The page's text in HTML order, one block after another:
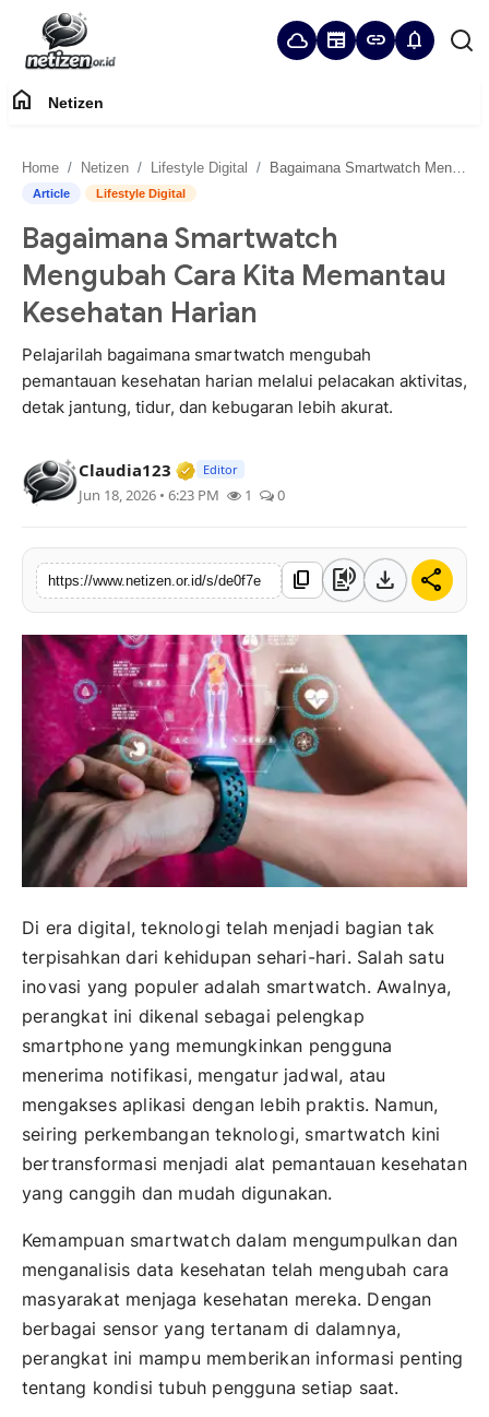
cloud newspaper link notifications
Panduan Komunitas
Netizen
home Netizen
Home Netizen Lifestyle Digital Bagaimana Smartwatch Mengubah Cara Kita Memantau Kesehatan Harian
Article Lifestyle Digital
Bagaimana Smartwatch
Mengubah Cara Kita Memantau
Kesehatan Harian
Pelajarilah bagaimana smartwatch mengubah
pemantauan kesehatan harian melalui pelacakan aktivitas,
detak jantung, tidur, dan kebugaran lebih akurat.
Claudia123 Verified Media or Organization •
Editor
Jun 18, 2026 • 6:23 PM 1 0
https://www.netizen.or.id/s/de0f7e content_copy text_to_speech download share
Di era digital, teknologi telah menjadi bagian tak
terpisahkan dari kehidupan sehari-hari. Salah satu
inovasi yang populer adalah smartwatch. Awalnya,
perangkat ini dikenal sebagai pelengkap
smartphone yang memungkinkan pengguna
menerima notifikasi, mengatur jadwal, atau
mengakses aplikasi dengan lebih praktis. Namun,
seiring perkembangan teknologi, smartwatch kini
bertransformasi menjadi alat pemantauan kesehatan
yang canggih dan mudah digunakan.
Kemampuan smartwatch dalam mengumpulkan dan
menganalisis data kesehatan telah mengubah cara
masyarakat menjaga kesehatan mereka. Dengan
berbagai sensor yang tertanam di dalamnya,
perangkat ini mampu memberikan informasi penting
tentang kondisi tubuh pengguna setiap saat.